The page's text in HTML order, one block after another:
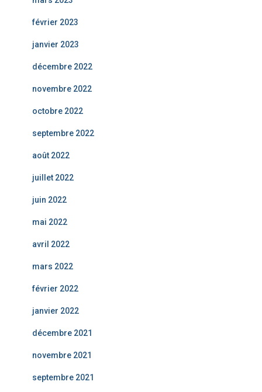
février 2023
janvier 2023
décembre 2022
novembre 2022
octobre 2022
septembre 2022
août 2022
juillet 2022
juin 2022
mai 2022
avril 2022
mars 2022
février 2022
janvier 2022
décembre 2021
novembre 2021
septembre 2021